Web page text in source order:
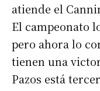
Dirección de
atiende el
El campeonato
pero ahora lo
tienen una
Pazos está